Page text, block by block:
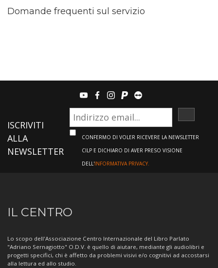
Domande frequenti sul servizio
youtubefacebook
instagram
paypalteamviewer
ISCRIVITI
ALLA
NEWSLETTER
CONFERMO DI VOLER RICEVERE LA NEWSLETTER
CILP E DICHIARO DI AVER PRESO VISIONE
DELL'INFORMATIVA PRIVACY.
Informazioni
sul
Centro
IL CENTRO
Lo scopo dell'Associazione Centro Internazionale del Libro Parlato
"Adriano Sernagiotto" O.D.V. è quello di aiutare, mediante gli audiolibri e
progetti specifici, chi è affetto da problemi visivi e/o cognitivi ad accostarsi
alla lettura ed allo studio.